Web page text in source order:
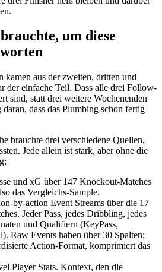
um diese
aus der zweiten, dritten und
der einfache Teil. Dass alle drei Follow-
sind, statt drei weitere Wochenenden
dass das Plumbing schon fertig
brauchte drei verschiedene Quellen,
Jede allein ist stark, aber ohne die
und xG über 147 Knockout-Matches
das Vergleichs-Sample.
by-action Event Streams über die 17
Jeder Pass, jedes Dribbling, jedes
und Qualifiern (KeyPass,
Raw Events haben über 30 Spalten;
Action-Format, komprimiert das
Player Stats. Kontext, den die